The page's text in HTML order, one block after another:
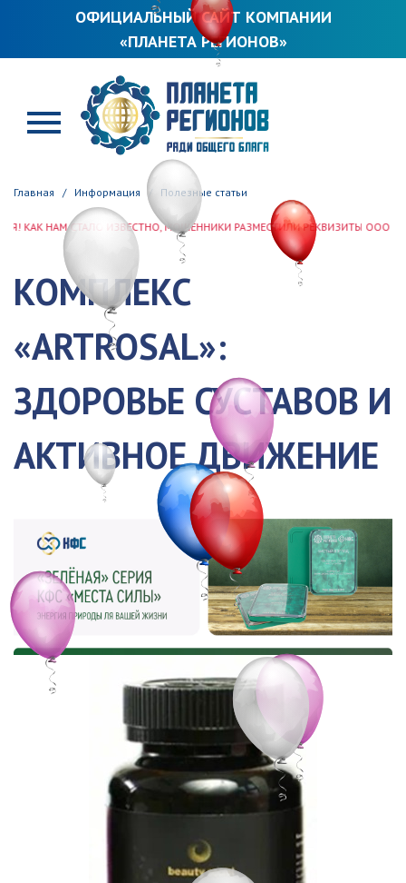
ОФИЦИАЛЬНЫЙ САЙТ КОМПАНИИ
«ПЛАНЕТА РЕГИОНОВ»
ПЛАНЕТА РЕГИОНОВ
Главная Информация Полезные статьи
ИЗВЕСТНО, МОШЕННИКИ РАЗМЕСТИЛИ РЕКВИЗИТЫ ООО «ПЛАНЕТА
КОМПЛЕКС
«ARTROSAL»:
ЗДОРОВЬЕ СУСТАВОВ И
АКТИВНОЕ ДВИЖЕНИЕ